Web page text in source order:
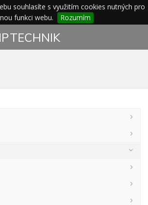
souhlasíte s využitím cookies nutných pro
funkci webu.
Rozumím
TECHNIK